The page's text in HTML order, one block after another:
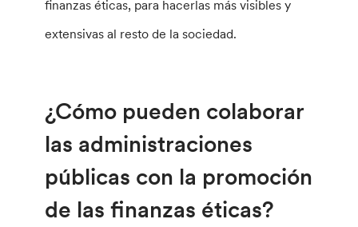
finanzas éticas, para hacerlas más visibles y
extensivas al resto de la sociedad.
¿Cómo pueden colaborar
las administraciones
públicas con la promoción
de las finanzas éticas?